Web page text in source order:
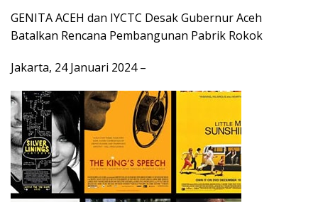
GENITA ACEH dan IYCTC Desak Gubernur Aceh
Batalkan Rencana Pembangunan Pabrik Rokok
Jakarta, 24 Januari 2024 –